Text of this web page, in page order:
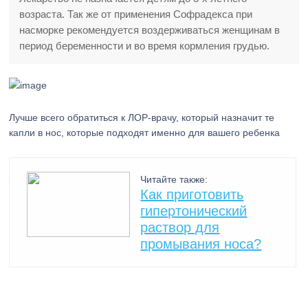
возраста. Так же от применения Софрадекса при
насморке рекомендуется воздерживаться женщинам в
период беременности и во время кормления грудью.
Лучше всего обратиться к ЛОР-врачу, который назначит те
капли в нос, которые подходят именно для вашего ребенка
Читайте также:
Как приготовить
гипертонический
раствор для
промывания носа?